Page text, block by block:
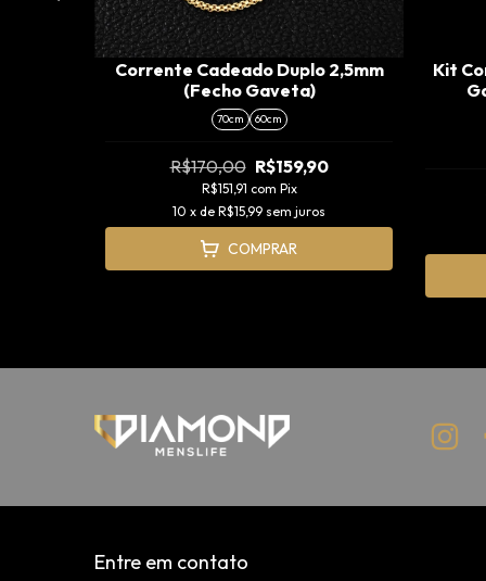
Corrente Cadeado Duplo 2,5mm
(Fecho Gaveta)
70cm 60cm
R$170,00 R$159,90
R$151,91 com Pix
10 x de R$15,99 sem juros
COMPRAR
Kit
Entre em contato